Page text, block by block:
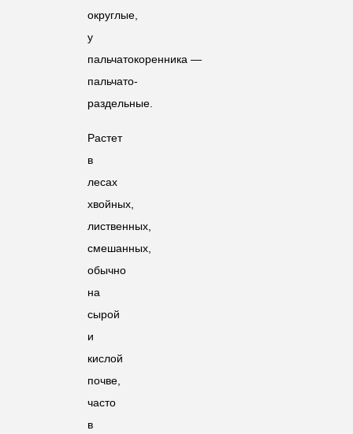
округлые,
у
пальчатокоренника —
пальчато-
раздельные.
Растет
в
лесах
хвойных,
лиственных,
смешанных,
обычно
на
сырой
и
кислой
почве,
часто
в